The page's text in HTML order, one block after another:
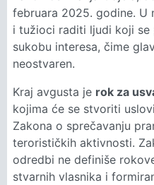
februara 2025. godine. U
i tužioci raditi ljudi koji se
sukobu interesa, čime
neostvaren.
Kraj avgusta je rok za
kojima će se stvoriti
Zakona o sprečavanju
terorističkih aktivnosti.
odredbi ne definiše
stvarnih vlasnika i